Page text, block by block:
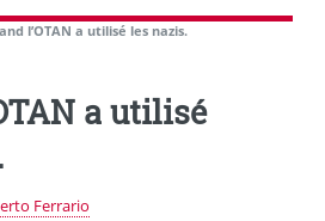
l’OTAN a utilisé les nazis.
a utilisé
Ferrario